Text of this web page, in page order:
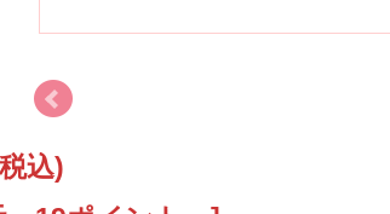
込)